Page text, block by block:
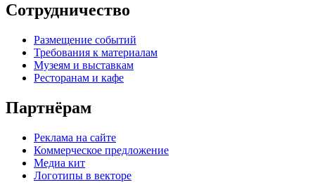
Сотрудничество
Размещение событий
Требования к материалам
Музеям и выставкам
Ресторанам и кафе
Партнёрам
Реклама на сайте
Коммерческое предложение
Медиа кит
Логотипы в векторе